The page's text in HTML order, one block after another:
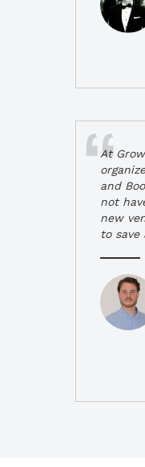
At
and
not
new
to save